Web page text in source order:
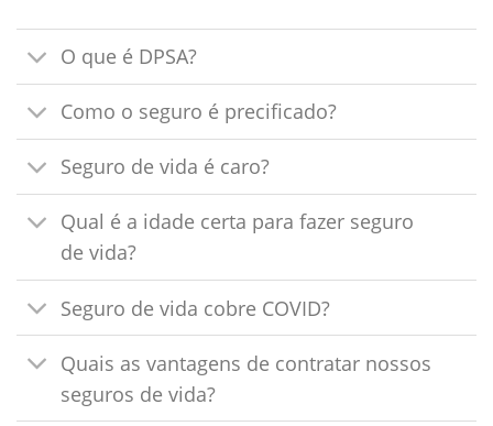
O que é DPSA?
Como o seguro é precificado?
Seguro de vida é caro?
Qual é a idade certa para fazer seguro
de vida?
Seguro de vida cobre COVID?
Quais as vantagens de contratar nossos
seguros de vida?